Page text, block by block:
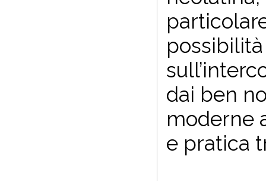
dai ben
moderne
e pratica